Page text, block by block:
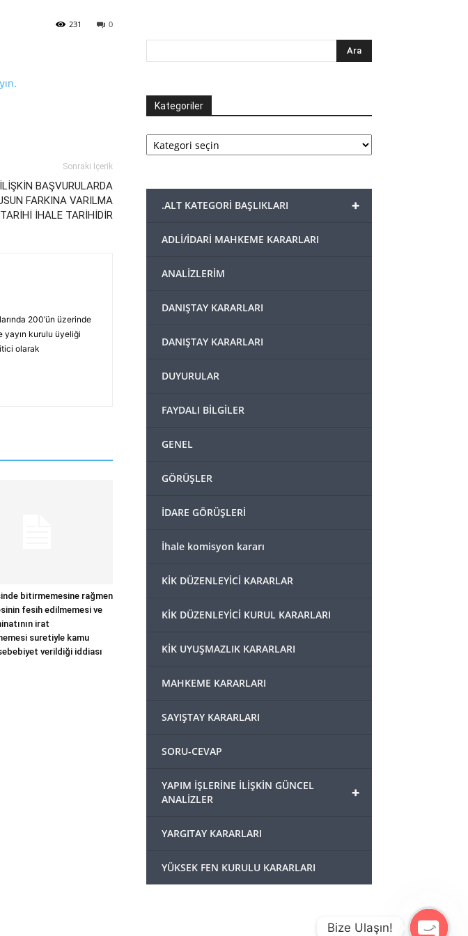
0
231
Sonraki İçerik
BAŞVURULARDA
FARKINA VARILMA
TARİHİ İHALE TARİHİDİR
200’ün üzerinde
yayın kurulu üyeliği
olarak
bitirmemesine rağmen
fesih edilmemesi ve
irat
suretiyle kamu
verildiği iddiası
Kategoriler
Kategoriler
+
.ALT KATEGORİ BAŞLIKLARI
ADLİ/İDARİ MAHKEME KARARLARI
ANALİZLERİM
DANIŞTAY KARARLARI
DANIŞTAY KARARLARI
DUYURULAR
FAYDALI BİLGİLER
GENEL
GÖRÜŞLER
İDARE GÖRÜŞLERİ
İhale komisyon kararı
KİK DÜZENLEYİCİ KARARLAR
KİK DÜZENLEYİCİ KURUL KARARLARI
KİK UYUŞMAZLIK KARARLARI
MAHKEME KARARLARI
SAYIŞTAY KARARLARI
SORU-CEVAP
+
YAPIM İŞLERİNE İLİŞKİN GÜNCEL
ANALİZLER
YARGITAY KARARLARI
YÜKSEK FEN KURULU KARARLARI
Bize Ulaşın!